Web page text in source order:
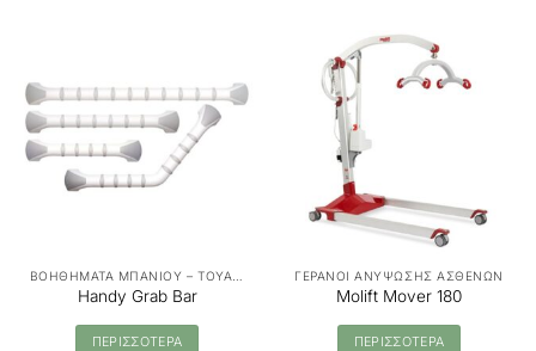
Handy Grab Bar
ΠΕΡΙΣΣΟΤΕΡΑ
ΓΕΡΑΝΟΙ ΑΝΥΨΩΣΗΣ ΑΣΘΕΝΩΝ
Molift Mover 180
ΠΕΡΙΣΣΟΤΕΡΑ